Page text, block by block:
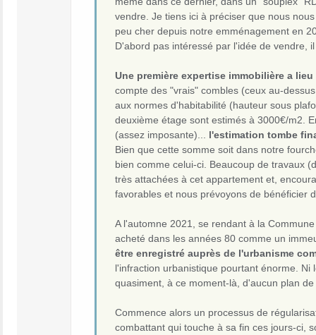
vendre. Je tiens ici à préciser que nous
peu cher depuis notre emménagement en
D'abord pas intéressé par l'idée de vendre,
Une première expertise immobilière a lieu
compte des "vrais" combles (ceux au-
aux normes d'habitabilité (hauteur sous
deuxième étage sont estimés à 3000€/m2.
(assez imposante)... l'estimation tombe
Bien que cette somme soit dans notre
bien comme celui-ci. Beaucoup de travaux
très attachées à cet appartement et,
favorables et nous prévoyons de bénéficier
A l'automne 2021, se rendant à la
acheté dans les années 80 comme un
être enregistré auprès de l'urbanisme
l'infraction urbanistique pourtant énorme.
quasiment, à ce moment-là, d'aucun plan
Commence alors un processus de
combattant qui touche à sa fin ces jours-ci,